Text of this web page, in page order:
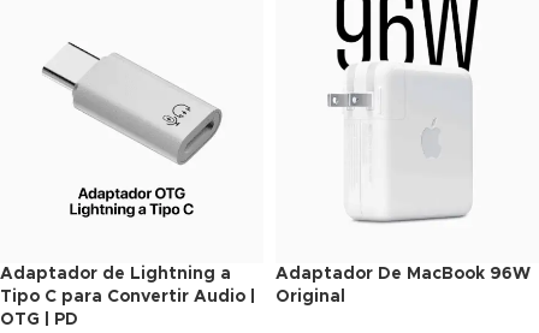
Adaptador de Lightning a
Tipo C para Convertir Audio |
OTG | PD
Adaptador De MacBook 96W
Original